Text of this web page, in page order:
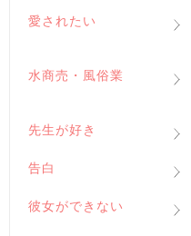
愛されたい
水商売・風俗業
先生が好き
告白
彼女ができない